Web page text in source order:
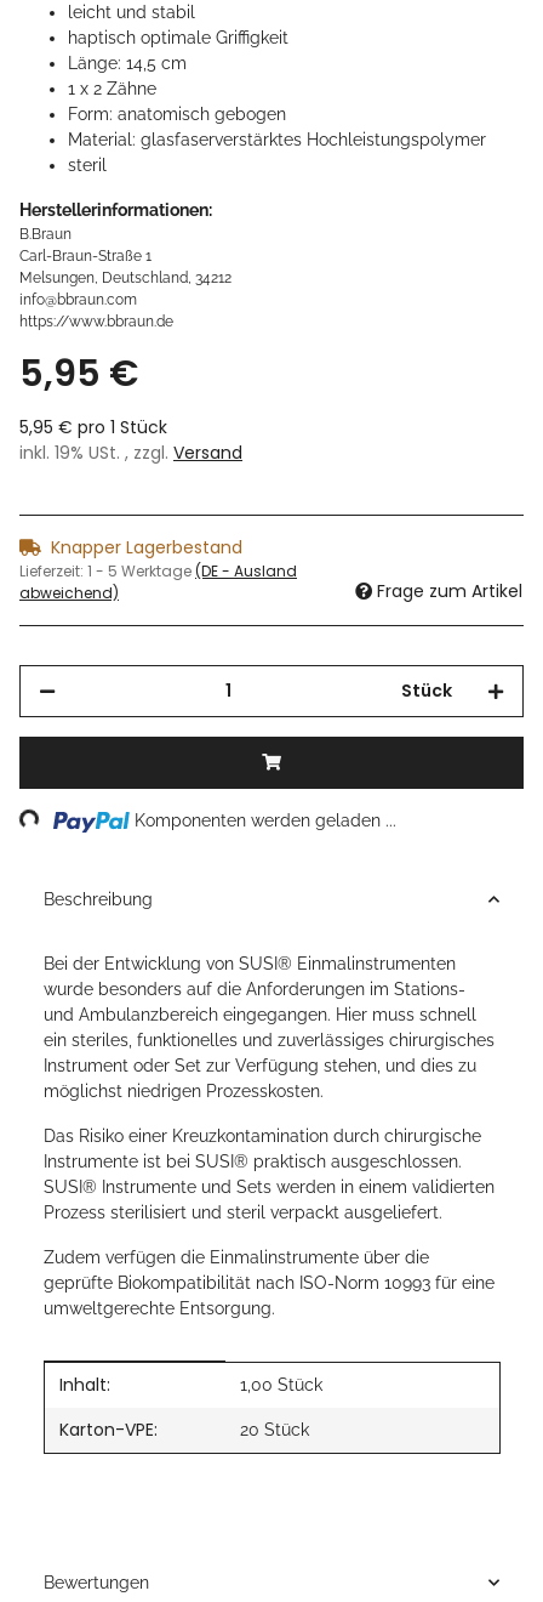
leicht und stabil
haptisch optimale Griffigkeit
Länge: 14,5 cm
1 x 2 Zähne
Form: anatomisch gebogen
Material: glasfaserverstärktes Hochleistungspolymer
steril
Herstellerinformationen:
B.Braun
Carl-Braun-Straße 1
Melsungen, Deutschland, 34212
info@bbraun.com
https://www.bbraun.de
5,95 €
5,95 € pro 1 Stück
inkl. 19% USt. , zzgl. Versand
Knapper Lagerbestand
Lieferzeit: 1 - 5 Werktage(DE - Ausland
abweichend)
Frage zum Artikel
Stück
Komponenten werden geladen ...
Beschreibung
Bei der Entwicklung von SUSI® Einmalinstrumenten
wurde besonders auf die Anforderungen im Stations-
und Ambulanzbereich eingegangen. Hier muss schnell
ein steriles, funktionelles und zuverlässiges chirurgisches
Instrument oder Set zur Verfügung stehen, und dies zu
möglichst niedrigen Prozesskosten.
Das Risiko einer Kreuzkontamination durch chirurgische
Instrumente ist bei SUSI® praktisch ausgeschlossen.
SUSI® Instrumente und Sets werden in einem validierten
Prozess sterilisiert und steril verpackt ausgeliefert.
Zudem verfügen die Einmalinstrumente über die
geprüfte Biokompatibilität nach ISO-Norm 10993 für eine
umweltgerechte Entsorgung.
Produkteigenschaft
Wert
Inhalt: 1,00 Stück
Karton-VPE: 20 Stück
Bewertungen